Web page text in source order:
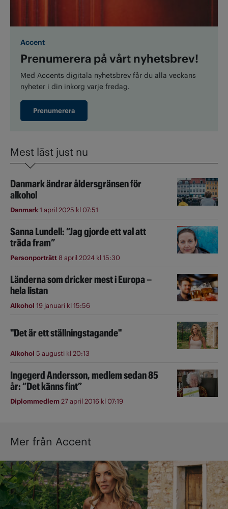
Accent
Prenumerera på vårt nyhetsbrev!
Med Accents digitala nyhetsbrev får du alla veckans
nyheter i din inkorg varje fredag.
Prenumerera
Mest läst just nu
Danmark ändrar åldersgränsen för
alkohol
Danmark1 april 2025 kl 07:51
Sanna Lundell: ”Jag gjorde ett val att
träda fram”
Personporträtt8 april 2024 kl 15:30
Länderna som dricker mest i Europa –
hela listan
Alkohol 19 januari kl 15:56
"Det är ett ställningstagande"
Alkohol 5 augusti kl 20:13
Ingegerd Andersson, medlem sedan 85
år: ”Det känns fint”
Diplommedlem27 april 2016 kl 07:19
Mer från Accent